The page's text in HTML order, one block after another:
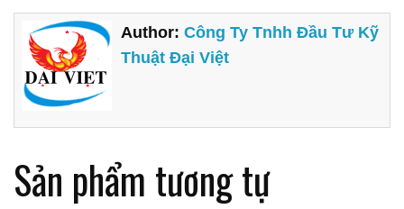
Author:Công Ty Tnhh Đầu Tư Kỹ
Thuật Đại Việt
Sản phẩm tương tự